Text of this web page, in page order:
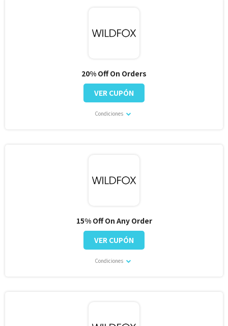
20% Off On Orders
Condiciones
VER CUPÓN
15% Off On Any Order
Condiciones
VER CUPÓN